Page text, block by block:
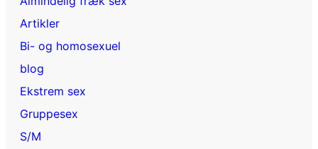
Artikler
Bi- og homosexuel
blog
Ekstrem sex
Gruppesex
S/M